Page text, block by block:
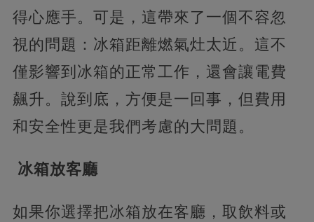
得心應手。可是，這帶來了一個不容忽
視的問題：冰箱距離燃氣灶太近。這不
僅影響到冰箱的正常工作，還會讓電費
飆升。說到底，方便是一回事，但費用
和安全性更是我們考慮的大問題。
冰箱放客廳
如果你選擇把冰箱放在客廳，取飲料或